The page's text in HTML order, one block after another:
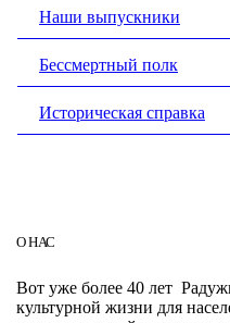
Наши выпускники
Бессмертный полк
Историческая справка
О НАС
Вот уже более 40 лет
культурной жизни для